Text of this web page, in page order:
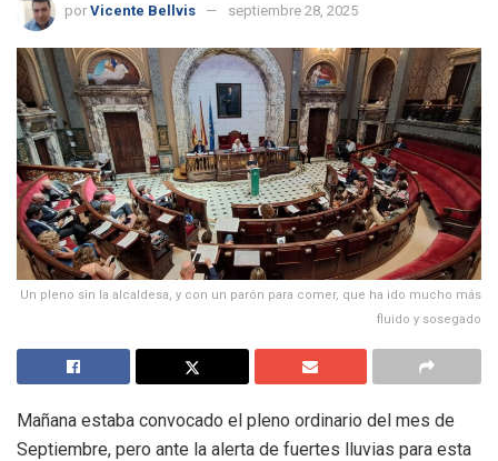
por Vicente Bellvis septiembre 28, 2025
Un pleno sin la alcaldesa, y con un parón para comer, que ha ido mucho más
fluido y sosegado
Mañana estaba convocado el pleno ordinario del mes de
Septiembre, pero ante la alerta de fuertes lluvias para esta